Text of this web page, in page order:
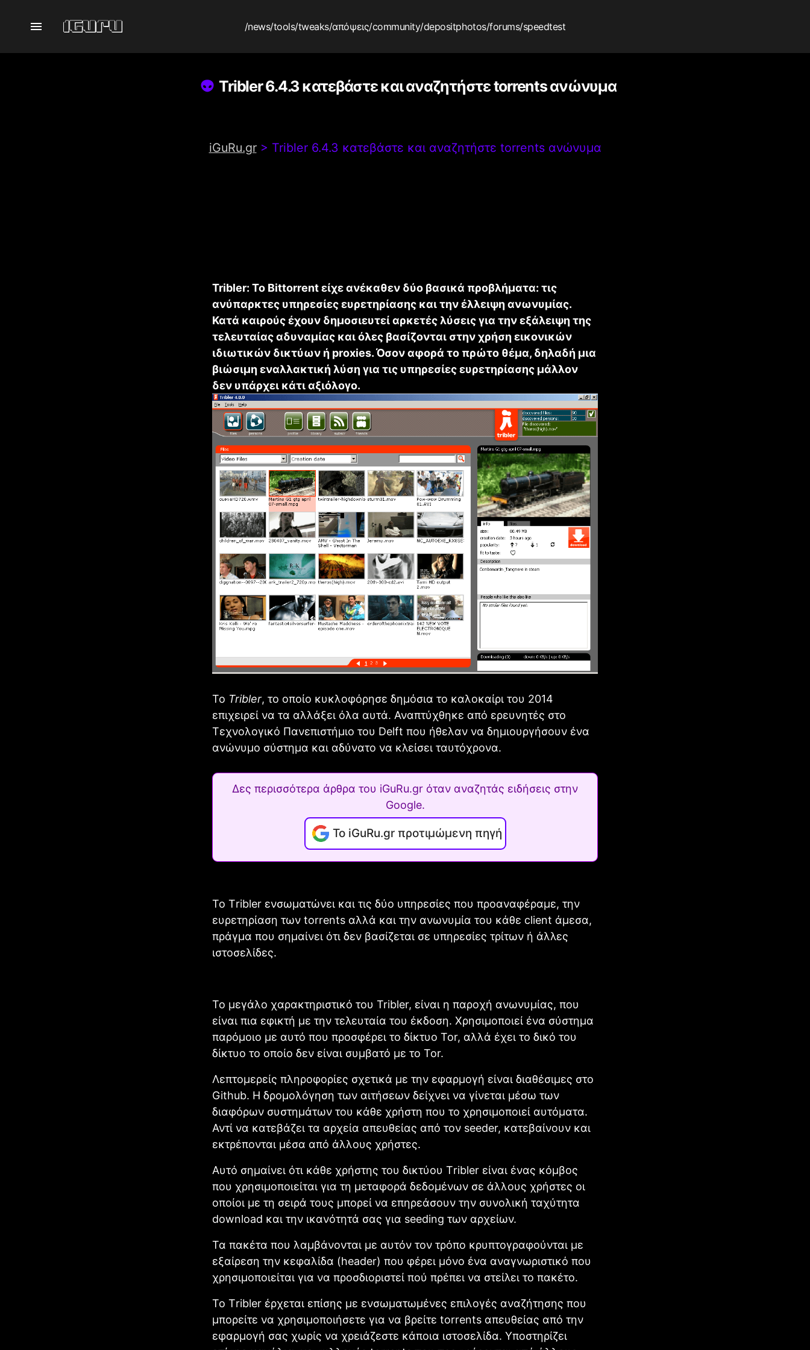
/news/tools/tweaks/απόψεις/community/depositphotos/forums/speedtest
Tribler 6.4.3 κατεβάστε και αναζητήστε torrents ανώνυμα
iGuRu.gr> Tribler 6.4.3 κατεβάστε και αναζητήστε torrents ανώνυμα
Tribler: Το Bittorrent είχε ανέκαθεν δύο βασικά προβλήματα: τις
ανύπαρκτες υπηρεσίες ευρετηρίασης και την έλλειψη ανωνυμίας.
Κατά καιρούς έχουν δημοσιευτεί αρκετές λύσεις για την εξάλειψη της
τελευταίας αδυναμίας και όλες βασίζονται στην χρήση εικονικών
ιδιωτικών δικτύων ή proxies. Όσον αφορά το πρώτο θέμα, δηλαδή μια
βιώσιμη εναλλακτική λύση για τις υπηρεσίες ευρετηρίασης μάλλον
δεν υπάρχει κάτι αξιόλογο.
Το Tribler, το οποίο κυκλοφόρησε δημόσια το καλοκαίρι του 2014
επιχειρεί να τα αλλάξει όλα αυτά. Αναπτύχθηκε από ερευνητές στο
Τεχνολογικό Πανεπιστήμιο του Delft που ήθελαν να δημιουργήσουν ένα
ανώνυμο σύστημα και αδύνατο να κλείσει ταυτόχρονα.
Δες περισσότερα άρθρα του iGuRu.gr όταν αναζητάς ειδήσεις στην
Google.
Το iGuRu.gr προτιμώμενη πηγή
Το Τribler ενσωματώνει και τις δύο υπηρεσίες που προαναφέραμε, την
ευρετηρίαση των torrents αλλά και την ανωνυμία του κάθε client άμεσα,
πράγμα που σημαίνει ότι δεν βασίζεται σε υπηρεσίες τρίτων ή άλλες
ιστοσελίδες.
Το μεγάλο χαρακτηριστικό του Tribler, είναι η παροχή ανωνυμίας, που
είναι πια εφικτή με την τελευταία του έκδοση. Χρησιμοποιεί ένα σύστημα
παρόμοιο με αυτό που προσφέρει το δίκτυο Tor, αλλά έχει το δικό του
δίκτυο το οποίο δεν είναι συμβατό με το Tor.
Λεπτομερείς πληροφορίες σχετικά με την εφαρμογή είναι διαθέσιμες στο
Github. Η δρομολόγηση των αιτήσεων δείχνει να γίνεται μέσω των
διαφόρων συστημάτων του κάθε χρήστη που το χρησιμοποιεί αυτόματα.
Αντί να κατεβάζει τα αρχεία απευθείας από τον seeder, κατεβαίνουν και
εκτρέπονται μέσα από άλλους χρήστες.
Αυτό σημαίνει ότι κάθε χρήστης του δικτύου Τribler είναι ένας κόμβος
που χρησιμοποιείται για τη μεταφορά δεδομένων σε άλλους χρήστες οι
οποίοι με τη σειρά τους μπορεί να επηρεάσουν την συνολική ταχύτητα
download και την ικανότητά σας για seeding των αρχείων.
Τα πακέτα που λαμβάνονται με αυτόν τον τρόπο κρυπτογραφούνται με
εξαίρεση την κεφαλίδα (header) που φέρει μόνο ένα αναγνωριστικό που
χρησιμοποιείται για να προσδιοριστεί πού πρέπει να στείλει το πακέτο.
Το Τribler έρχεται επίσης με ενσωματωμένες επιλογές αναζήτησης που
μπορείτε να χρησιμοποιήσετε για να βρείτε torrents απευθείας από την
εφαρμογή σας χωρίς να χρειάζεστε κάποια ιστοσελίδα. Υποστηρίζει